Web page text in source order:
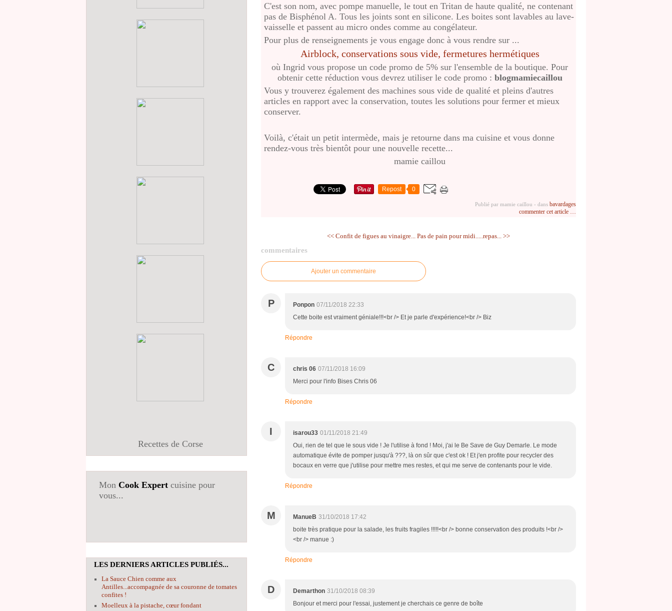
Recettes de Corse
Mon Cook Expert cuisine pour
vous...
LES DERNIERS ARTICLES PUBLIÉS...
La Sauce Chien comme aux
Antilles...accompagnée de sa couronne de tomates
confites !
Moelleux à la pistache, cœur fondant
C'est son nom, avec pompe manuelle, le tout en Tritan de haute qualité, ne contenant
pas de Bisphénol A. Tous les joints sont en silicone. Les boites sont lavables au lave-
vaisselle et passent au micro ondes comme au congélateur.
Pour plus de renseignements je vous engage donc à vous rendre sur ...
Airblock, conservations sous vide, fermetures hermétiques
où Ingrid vous propose un code promo de 5% sur l'ensemble de la boutique. Pour
obtenir cette réduction vous devrez utiliser le code promo : blogmamiecaillou
Vous y trouverez également des machines sous vide de qualité et pleins d'autres
articles en rapport avec la conservation, toutes les solutions pour fermer et mieux
conserver.
Voilà, c'était un petit intermède, mais je retourne dans ma cuisine et vous donne
rendez-vous très bientôt pour une nouvelle recette...
mamie caillou
Repost 0
Publié par mamie caillou - dans bavardages
commenter cet article …
<< Confit de figues au vinaigre... Pas de pain pour midi.....repas... >>
commentaires
Ajouter un commentaire
P Ponpon 07/11/2018 22:33
Cette boite est vraiment géniale!!!<br /> Et je parle d'expérience!<br /> Biz
Répondre
C chris 06 07/11/2018 16:09
Merci pour l'info Bises Chris 06
Répondre
I isarou33 01/11/2018 21:49
Oui, rien de tel que le sous vide ! Je l'utilise à fond ! Moi, j'ai le Be Save de Guy Demarle. Le mode
automatique évite de pomper jusqu'à ???, là on sûr que c'est ok ! Et j'en profite pour recycler des
bocaux en verre que j'utilise pour mettre mes restes, et qui me serve de contenants pour le vide.
Répondre
M ManueB 31/10/2018 17:42
boite très pratique pour la salade, les fruits fragiles !!!!!<br /> bonne conservation des produits !<br />
<br /> manue :)
Répondre
D Demarthon 31/10/2018 08:39
Bonjour et merci pour l'essai, justement je cherchais ce genre de boîte